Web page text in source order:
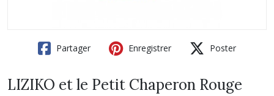
Partager Enregistrer Poster
LIZIKO et le Petit Chaperon Rouge